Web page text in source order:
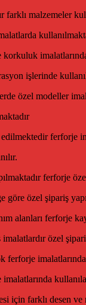
farklı malzemeler
işlerinde
özel modeller
ferforje
ferforje özel
göre özel şipariş
alanları ferforje
özel
için farklı desen